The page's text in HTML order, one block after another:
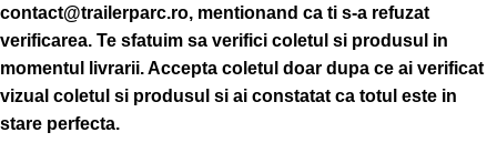
contact@trailerparc.ro, mentionand ca ti s-a refuzat
verificarea. Te sfatuim sa verifici coletul si produsul in
momentul livrarii. Accepta coletul doar dupa ce ai verificat
vizual coletul si produsul si ai constatat ca totul este in
stare perfecta.